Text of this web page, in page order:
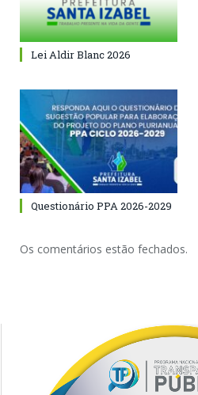
Lei Aldir Blanc 2026
Questionário PPA 2026-2029
Os comentários estão fechados.